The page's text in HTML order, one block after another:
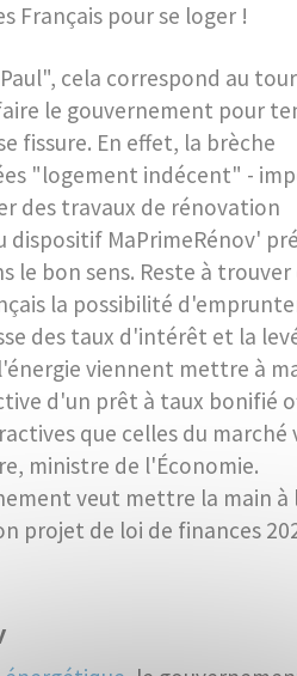
Français pour se loger !
cela correspond au
le gouvernement pour
fissure. En effet, la brèche
"logement indécent" -
des travaux de rénovation
MaPrimeRénov'
le bon sens. Reste à trouver
la possibilité
des taux d'intérêt et la
viennent mettre à
d'un prêt à taux bonifié
que celles du marché
ministre de l'Économie.
veut mettre la main à
projet de loi de finances